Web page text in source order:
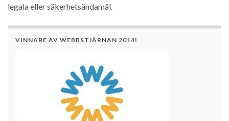
legala eller säkerhetsändamål.
VINNARE AV WEBBSTJÄRNAN 2014!